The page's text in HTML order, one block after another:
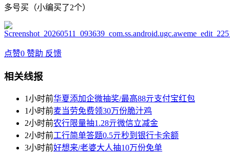
多号买（小编买了2个）
点赞0 赞助 反馈
相关线报
1小时前华夏添加企微抽奖/最高88亓支付宝红包
1小时前麦当劳免费领30万份脆汁鸡
2小时前农行限量抽1.28亓微信立减金
2小时前工行简单答题0.5亓秒到银行卡余额
3小时前好想来/老婆大人抽10万份免单